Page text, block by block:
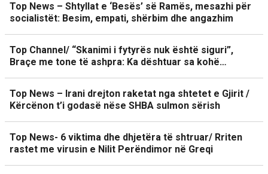
Top News – Shtyllat e ‘Besës’ së Ramës, mesazhi për
socialistët: Besim, empati, shërbim dhe angazhim
Top Channel/ “Skanimi i fytyrës nuk është siguri”,
Braçe me tone të ashpra: Ka dështuar sa kohë…
Top News – Irani drejton raketat nga shtetet e Gjirit /
Kërcënon t’i godasë nëse SHBA sulmon sërish
Top News- 6 viktima dhe dhjetëra të shtruar/ Rriten
rastet me virusin e Nilit Perëndimor në Greqi